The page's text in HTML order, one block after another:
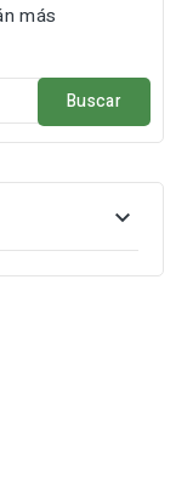
más
Buscar
